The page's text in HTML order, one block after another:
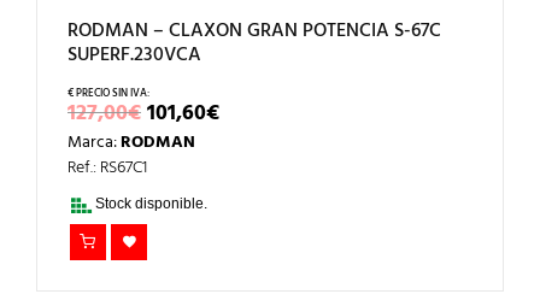
RODMAN – CLAXON GRAN POTENCIA S-67C
SUPERF.230VCA
127,00€EL
PRECIO
ORIGINAL
ERA:127,00€.
101,60€EL
PRECIO
Marca:RODMAN
Ref.: RS67C1
Stock disponible.